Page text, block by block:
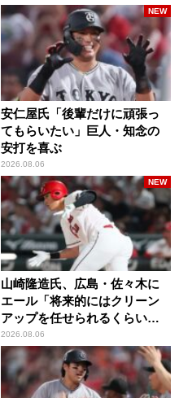
安仁屋氏「後輩だけに頑張っ
てもらいたい」巨人・知念の
安打を喜ぶ
2026.08.06
NEW
山崎隆造氏、広島・佐々木に
エール「将来的にはクリーン
アップを任せられるくらいま
では成長して」
2026.08.06
NEW